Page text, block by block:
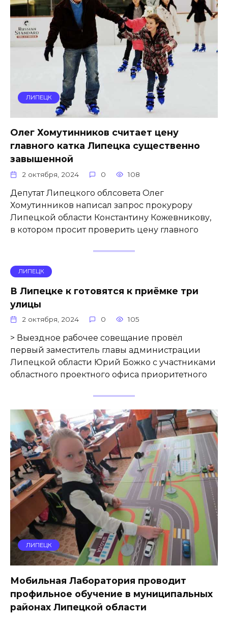
ЛИПЕЦК
Олег Хомутинников считает цену
главного катка Липецка существенно
завышенной
2 октября, 2024 0 108
Депутат Липецкого облсовета Олег
Хомутинников написал запрос прокурору
Липецкой области Константину Кожевникову,
в котором просит проверить цену главного
ЛИПЕЦК
В Липецке к готовятся к приёмке три
улицы
2 октября, 2024 0 105
> Выездное рабочее совещание провёл
первый заместитель главы администрации
Липецкой области Юрий Божко с участниками
областного проектного офиса приоритетного
ЛИПЕЦК
Мобильная Лаборатория проводит
профильное обучение в муниципальных
районах Липецкой области